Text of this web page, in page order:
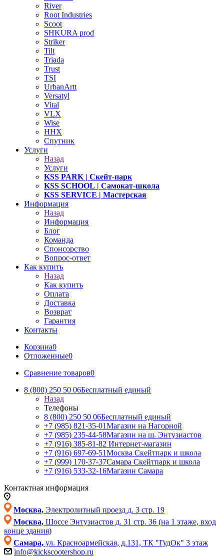
River
Root Industries
Scoot
SHKURA рrоd
Striker
Tilt
Triada
Trust
TSI
UrbanArtt
Versatyl
Vital
VLX
Wise
ННХ
Спутник
Услуги
Назад
Услуги
KSS PARK | Скейт-парк
KSS SCHOOL | Самокат-школа
KSS SERVICE | Мастерская
Информация
Назад
Информация
Блог
Команда
Спонсорство
Вопрос-ответ
Как купить
Назад
Как купить
Оплата
Доставка
Возврат
Гарантия
Контакты
Корзина0
Отложенные0
Сравнение товаров0
8 (800) 250 50 06Бесплатный единый
Назад
Телефоны
8 (800) 250 50 06Бесплатный единый
+7 (985) 821-35-01Магазин на Нагорной
+7 (985) 235-44-58Магазин на ш. Энтузиастов
+7 (916) 385-81-82 Интернет-магазин
+7 (916) 697-69-51Москва Скейтпарк и школа
+7 (999) 170-37-37Самара Скейтпарк и школа
+7 (916) 533-32-16Магазин Самара
Контактная информация
Москва, Электролитный проезд д. 3 стр. 19
Москва, Шоссе Энтузиастов д. 31 стр. 36 (на 1 этаже, вход
конце здания)
Самара, ул. Красноармейская, д.131, ТК "ГудОк" 3 этаж
info@kickscootershop.ru